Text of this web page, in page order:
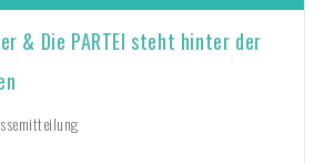
& Die PARTEI steht hinter der